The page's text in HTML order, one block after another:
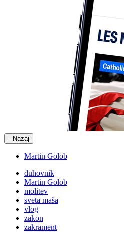
Nazaj
Martin Golob
duhovnik
Martin Golob
molitev
sveta maša
vlog
zakon
zakrament